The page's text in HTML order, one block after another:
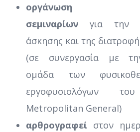
οργάνωση
σεμιναρίων για την
άσκησης και της
(σε συνεργασία με
ομάδα των
εργοφυσιολόγων
Metropolitan General)
αρθρογραφεί στον